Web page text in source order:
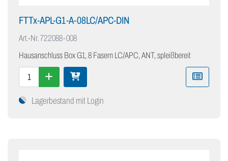
FTTx-APL-G1-A-08LC/APC-DIN
Art.-Nr.722088-008
Hausanschluss Box G1, 8 Fasern LC/APC, ANT, spleißbereit
Lagerbestand mit Login